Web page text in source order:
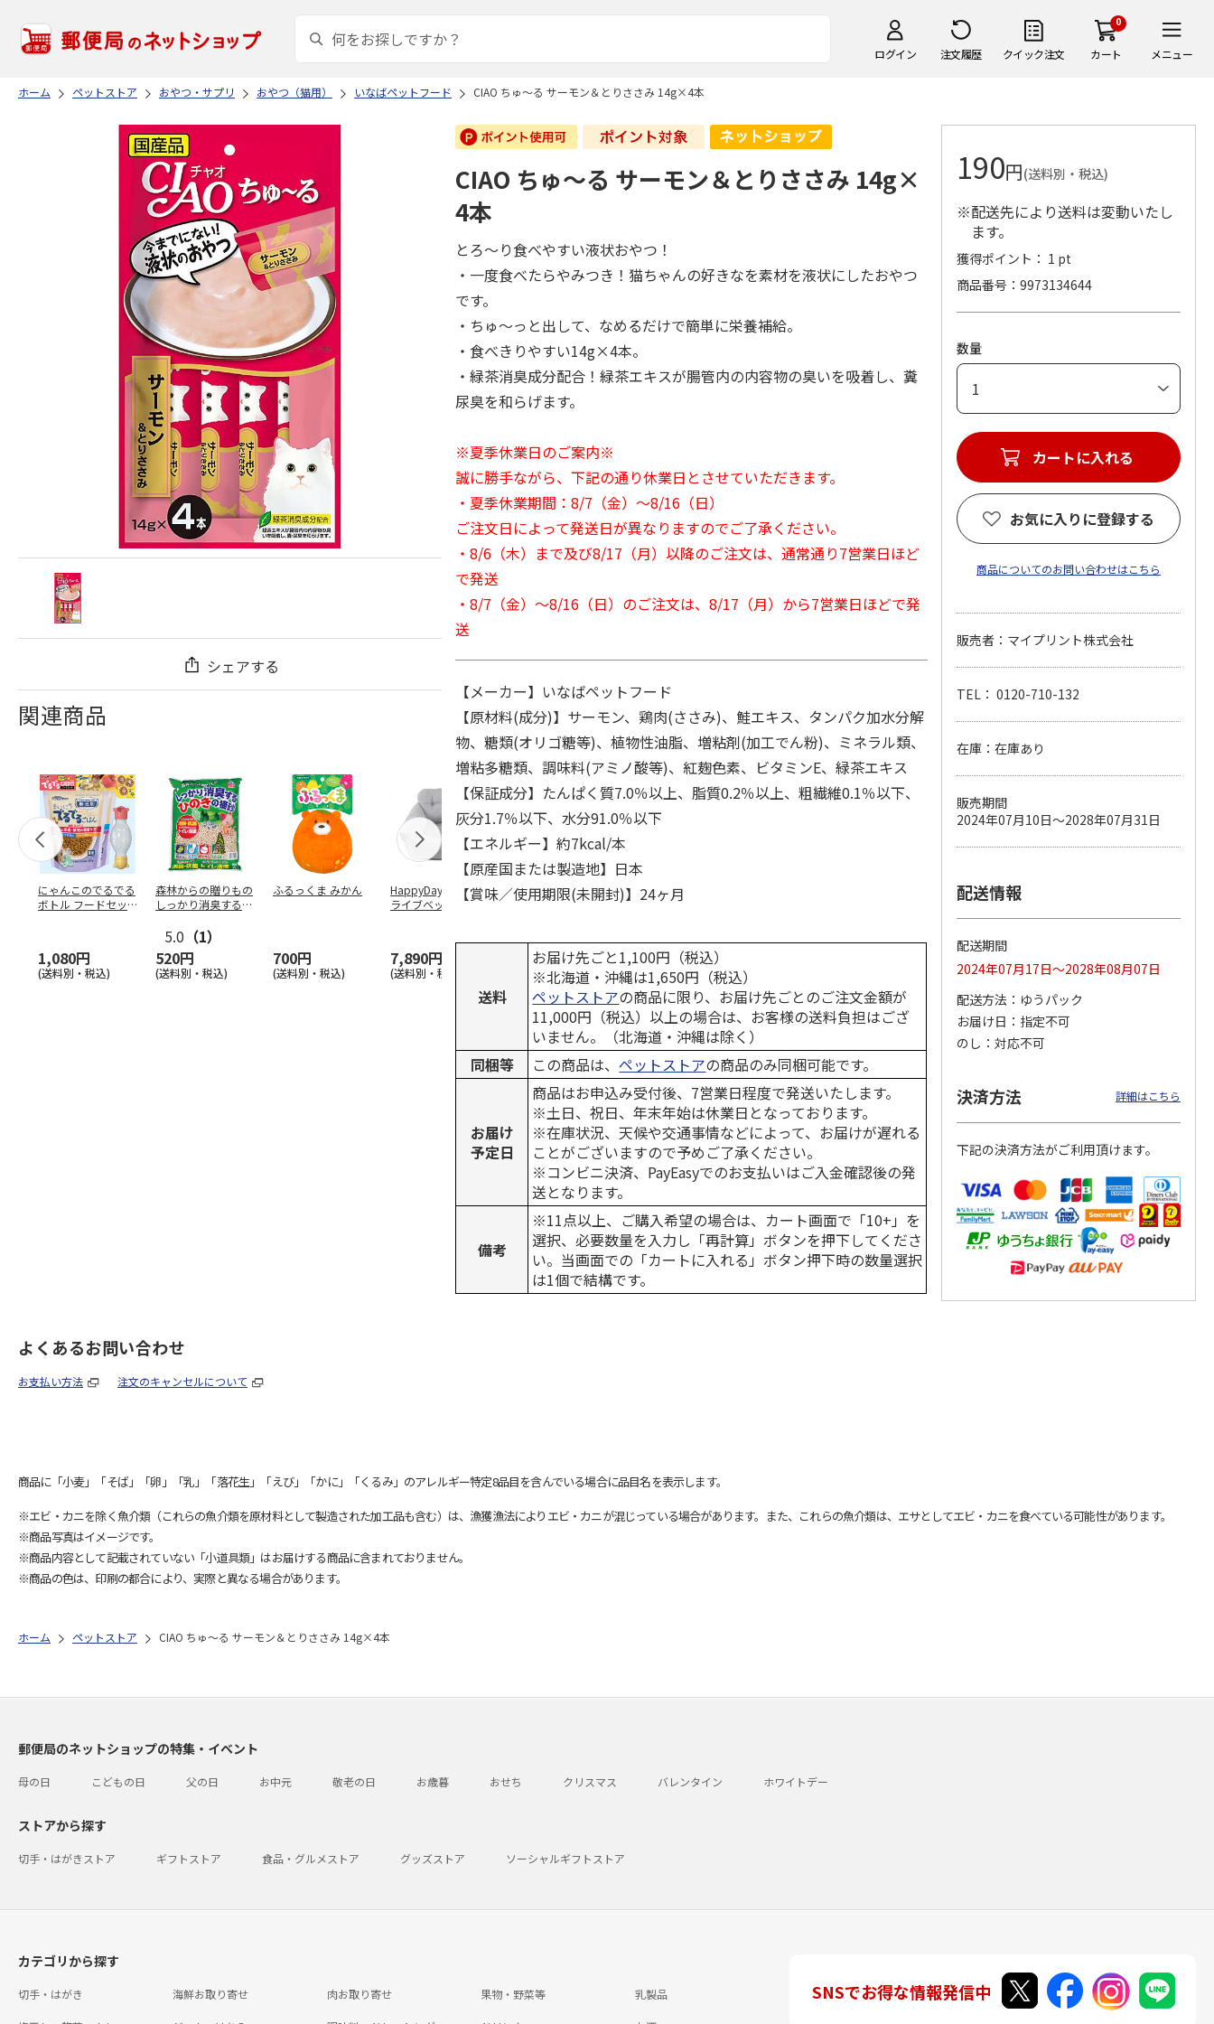
ログイン 注文履歴 クイック注文
0
カート メニュー
ホーム ペットストア おやつ・サプリ おやつ（猫用） いなばペットフード CIAO ちゅ～る サーモン＆とりささみ 14g×4本
シェアする
関連商品
にゃんこのでるでる
ボトル フードセッ
1,080円
(送料別・税込)
森林からの贈りもの
しっかり消臭するひ
5.0 （1）
520円
(送料別・税込)
ふるっくま みかん
700円
(送料別・税込)
HappyDays 2wayド
ライブベッド グレ
7,890円
(送料別・税込)
獣医師開発 ニオイ
をとる砂専用 猫ト
1,550円
(送料別・税込)
デオトイレ 飛び散
らない消臭・抗菌サ
1,320円
(送料別・税込) (送料別・税込)
ペット線香 虹のか
なた フルーティフ
ローラルの香り
590円
(送料別・税込)
100円
(送料別・税込)
CIAO ちゅ～る サーモン＆とりささみ 14g×
4本
とろ～り食べやすい液状おやつ！
・一度食べたらやみつき！猫ちゃんの好きなを素材を液状にしたおやつ
です。
・ちゅ～っと出して、なめるだけで簡単に栄養補給。
・食べきりやすい14g×4本。
・緑茶消臭成分配合！緑茶エキスが腸管内の内容物の臭いを吸着し、糞
尿臭を和らげます。
※夏季休業日のご案内※
誠に勝手ながら、下記の通り休業日とさせていただきます。
・夏季休業期間：8/7（金）～8/16（日）
ご注文日によって発送日が異なりますのでご了承ください。
・8/6（木）まで及び8/17（月）以降のご注文は、通常通り7営業日ほど
で発送
・8/7（金）～8/16（日）のご注文は、8/17（月）から7営業日ほどで発
送
【メーカー】いなばペットフード
【原材料(成分)】サーモン、鶏肉(ささみ)、鮭エキス、タンパク加水分解
物、糖類(オリゴ糖等)、植物性油脂、増粘剤(加工でん粉)、ミネラル類、
増粘多糖類、調味料(アミノ酸等)、紅麹色素、ビタミンE、緑茶エキス
【保証成分】たんぱく質7.0％以上、脂質0.2％以上、粗繊維0.1％以下、
灰分1.7％以下、水分91.0％以下
【エネルギー】約7kcal/本
【原産国または製造地】日本
【賞味／使用期限(未開封)】24ヶ月
送料
お届け先ごと1,100円（税込）
※北海道・沖縄は1,650円（税込）
ペットストアの商品に限り、お届け先ごとのご注文金額が
11,000円（税込）以上の場合は、お客様の送料負担はござ
いません。（北海道・沖縄は除く）
同梱等
この商品は、ペットストアの商品のみ同梱可能です。
お届け
予定日
商品はお申込み受付後、7営業日程度で発送いたします。
※土日、祝日、年末年始は休業日となっております。
※在庫状況、天候や交通事情などによって、お届けが遅れる
ことがございますので予めご了承ください。
※コンビニ決済、PayEasyでのお支払いはご入金確認後の発
送となります。
備考
※11点以上、ご購入希望の場合は、カート画面で「10+」を
選択、必要数量を入力し「再計算」ボタンを押下してくださ
い。当画面での「カートに入れる」ボタン押下時の数量選択
は1個で結構です。
190円(送料別・税込)
※配送先により送料は変動いたし
ます。
獲得ポイント： 1 pt
商品番号
9973134644
数量
カートに入れる
お気に入りに登録する
商品についてのお問い合わせはこちら
販売者：マイプリント株式会社
TEL： 0120-710-132
在庫：在庫あり
販売期間
2024年07月10日～2028年07月31日
配送情報
配送期間
2024年07月17日～2028年08月07日
配送方法
ゆうパック
お届け日
指定不可
のし
対応不可
決済方法 詳細はこちら
下記の決済方法がご利用頂けます。
よくあるお問い合わせ
お支払い方法 注文のキャンセルについて
商品に「小麦」「そば」「卵」「乳」「落花生」「えび」「かに」「くるみ」のアレルギー特定8品目を含んでいる場合に品目名を表示します。
※エビ・カニを除く魚介類（これらの魚介類を原材料として製造された加工品も含む）は、漁獲漁法によりエビ・カニが混じっている場合があります。また、これらの魚介類は、エサとしてエビ・カニを食べている可能性があります。
※商品写真はイメージです。
※商品内容として記載されていない「小道具類」はお届けする商品に含まれておりません。
※商品の色は、印刷の都合により、実際と異なる場合があります。
ホーム ペットストア CIAO ちゅ～る サーモン＆とりささみ 14g×4本
郵便局のネットショップの特集・イベント
母の日 こどもの日 父の日 お中元 敬老の日 お歳暮 おせち クリスマス バレンタイン ホワイトデー
ストアから探す
切手・はがきストア ギフトストア 食品・グルメストア グッズストア ソーシャルギフトストア
カテゴリから探す
切手・はがき 海鮮お取り寄せ 肉お取り寄せ 果物・野菜等 乳製品 SNSでお得な情報発信中